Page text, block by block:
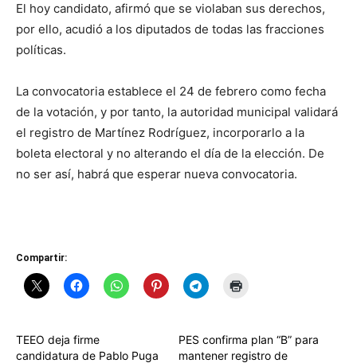
El hoy candidato, afirmó que se violaban sus derechos,
por ello, acudió a los diputados de todas las fracciones
políticas.
La convocatoria establece el 24 de febrero como fecha
de la votación, y por tanto, la autoridad municipal validará
el registro de Martínez Rodríguez, incorporarlo a la
boleta electoral y no alterando el día de la elección. De
no ser así, habrá que esperar nueva convocatoria.
Compartir:
TEEO deja firme
candidatura de Pablo Puga
PES confirma plan “B” para
mantener registro de